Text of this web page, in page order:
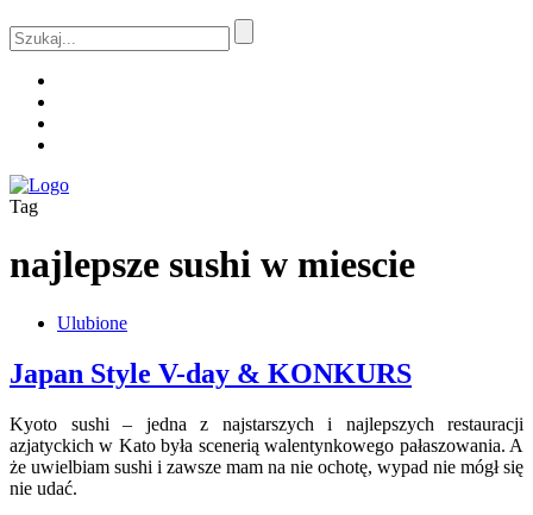
Tag
najlepsze sushi w miescie
Ulubione
Japan Style V-day & KONKURS
Kyoto sushi – jedna z najstarszych i najlepszych restauracji
azjatyckich w Kato była scenerią walentynkowego pałaszowania. A
że uwielbiam sushi i zawsze mam na nie ochotę, wypad nie mógł się
nie udać.